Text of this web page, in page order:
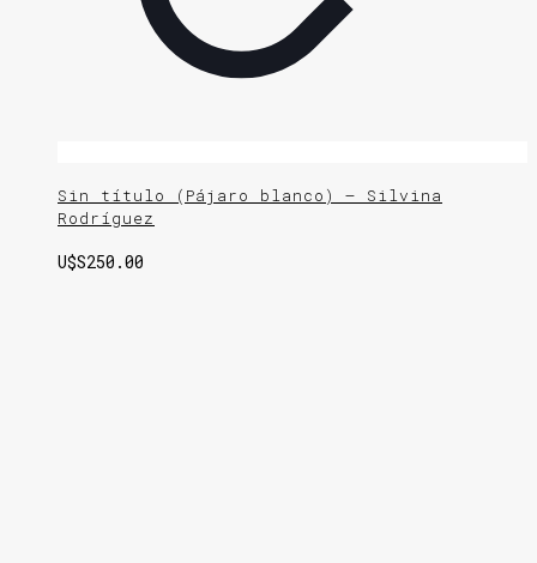
Sin título (Pájaro blanco) – Silvina
Rodríguez
U$S250.00